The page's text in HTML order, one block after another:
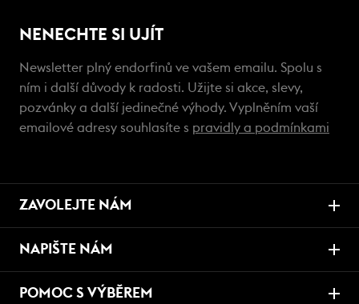
NENECHTE SI UJÍT
Newsletter plný endorfinů ve vašem emailu. Spolu s
ním i další důvody k radosti. Užijte si akce, slevy,
pozvánky a další jedinečné výhody. Vyplněním vaší
emailové adresy souhlasíte s pravidly a podmínkami
ZAVOLEJTE NÁM
NAPIŠTE NÁM
POMOC S VÝBĚREM